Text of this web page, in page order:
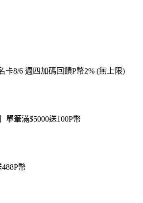
卡8/6 週四加碼回饋P幣2% (無上限)
單筆滿$5000送100P幣
幣